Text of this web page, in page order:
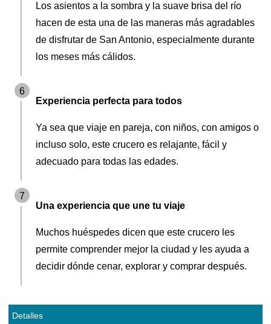
Los asientos a la sombra y la suave brisa del río
hacen de esta una de las maneras más agradables
de disfrutar de San Antonio, especialmente durante
los meses más cálidos.
6
Experiencia perfecta para todos
Ya sea que viaje en pareja, con niños, con amigos o
incluso solo, este crucero es relajante, fácil y
adecuado para todas las edades.
7
Una experiencia que une tu viaje
Muchos huéspedes dicen que este crucero les
permite comprender mejor la ciudad y les ayuda a
decidir dónde cenar, explorar y comprar después.
Detalles